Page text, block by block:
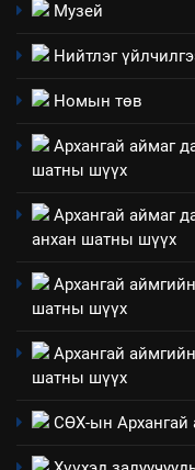
3
4
5
Музей
Нийтлэг
Номын төв
Архангай аймаг
шатны шүүх
Архангай аймаг
анхан шатны шүүх
Архангай
шатны шүүх
Архангай
шатны шүүх
СӨХ-ын Архангай